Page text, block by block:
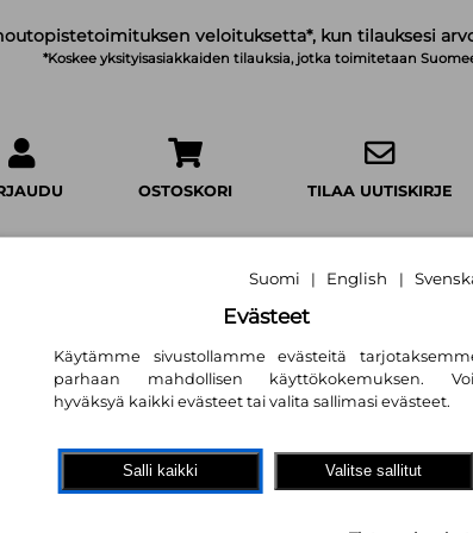
veloituksetta*, kun tilauksesi
*Koskee yksityisasiakkaiden tilauksia, jotka toimitetaan
OSTOSKORI TILAA UUTISKIRJE
Herkkä Pilvi
voittavat
8,70 €
Suomi | English |
Evästeet
Käytämme sivustollamme evästeitä
parhaan mahdollisen käyttökokemuksen.
hyväksyä kaikki evästeet tai valita sallimasi evästeet.
Salli kaikki Valitse sallitut